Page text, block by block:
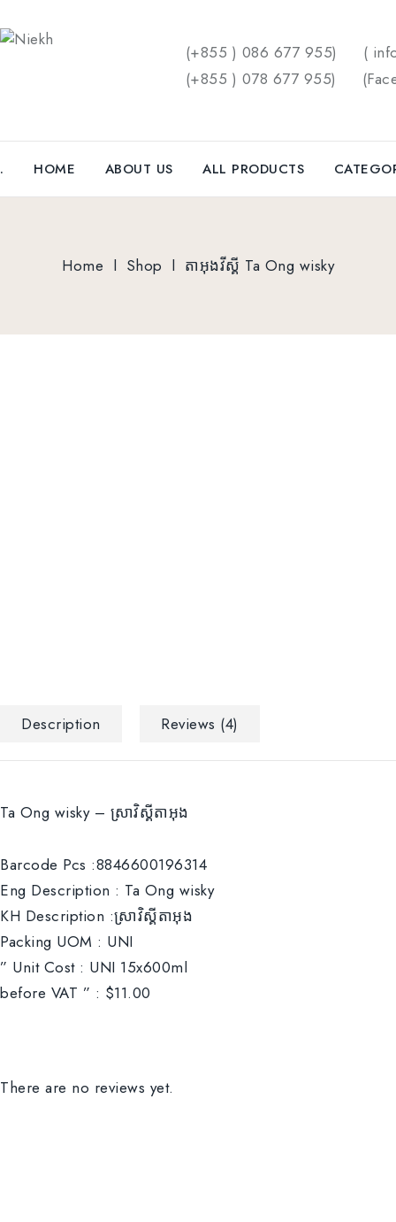
(+855 ) 086 677 955)
(
(+855 ) 078 677 955)
(
. HOME ABOUT US ALL PRODUCTS
Home l Shop l តាអុងវីស្គី Ta Ong wisky
Description Reviews (4)
Ta Ong wisky – ស្រាវិស្គីតាអុង
Barcode Pcs :8846600196314
Eng Description : Ta Ong wisky
KH Description :ស្រាវិស្គីតាអុង
Packing UOM : UNI
” Unit Cost : UNI 15x600ml
before VAT ” : $11.00
There are no reviews yet.